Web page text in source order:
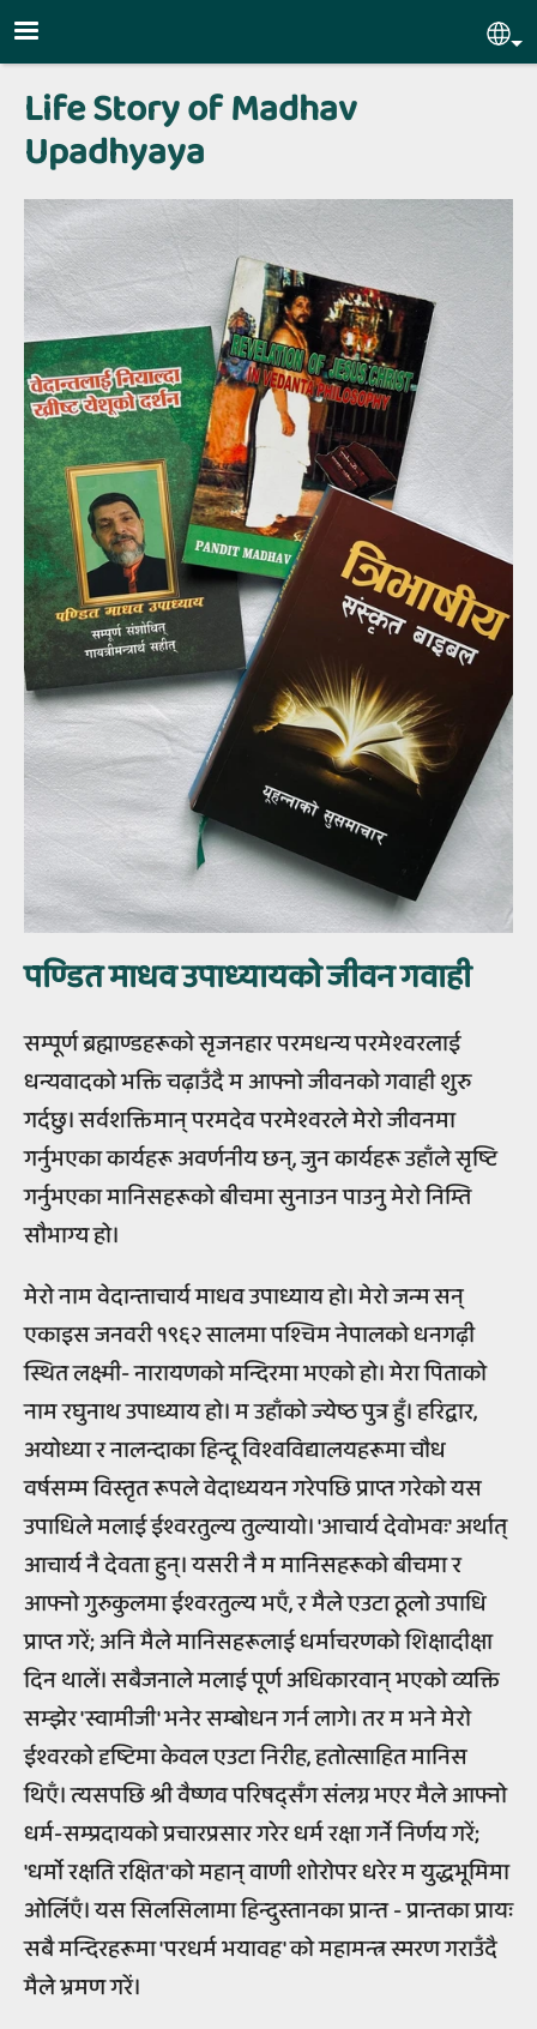
Skip to main content
Life Story of Madhav
Upadhyaya
पण्‍डित माधव उपाध्‍यायको जीवन गवाही
सम्पूर्ण ब्रह्माण्डहरूको सृजनहार परमधन्य परमेश्वरलाई
धन्यवादको भक्ति चढ़ाउँदै म आफ्नो जीवनको गवाही शुरु
गर्दछु। सर्वशक्तिमान् परमदेव परमेश्वरले मेरो जीवनमा
गर्नुभएका कार्यहरू अवर्णनीय छन्, जुन कार्यहरू उहाँले सृष्टि
गर्नुभएका मानिसहरूको बीचमा सुनाउन पाउनु मेरो निम्ति
सौभाग्य हो।
मेरो नाम वेदान्ताचार्य माधव उपाध्याय हो। मेरो जन्म सन्
एकाइस जनवरी १९६२ सालमा पश्चिम नेपालको धनगढ़ी
स्थित लक्ष्मी- नारायणको मन्दिरमा भएको हो। मेरा पिताको
नाम रघुनाथ उपाध्याय हो। म उहाँको ज्येष्ठ पुत्र हुँ। हरिद्वार,
अयोध्या र नालन्दाका हिन्दू विश्वविद्यालयहरूमा चौध
वर्षसम्म विस्तृत रूपले वेदाध्ययन गरेपछि प्राप्त गरेको यस
उपाधिले मलाई ईश्वरतुल्य तुल्यायो। 'आचार्य देवोभवः' अर्थात्
आचार्य नै देवता हुन्। यसरी नै म मानिसहरूको बीचमा र
आफ्नो गुरुकुलमा ईश्वरतुल्य भएँ, र मैले एउटा ठूलो उपाधि
प्राप्त गरें; अनि मैले मानिसहरूलाई धर्माचरणको शिक्षादीक्षा
दिन थालें। सबैजनाले मलाई पूर्ण अधिकारवान् भएको व्यक्ति
सम्झेर 'स्वामीजी' भनेर सम्बोधन गर्न लागे। तर म भने मेरो
ईश्वरको दृष्टिमा केवल एउटा निरीह, हतोत्साहित मानिस
थिएँ। त्यसपछि श्री वैष्णव परिषद्सँग संलग्न भएर मैले आफ्नो
धर्म-सम्प्रदायको प्रचारप्रसार गरेर धर्म रक्षा गर्ने निर्णय गरें;
'धर्मो रक्षति रक्षित'को महान् वाणी शोरोपर धरेर म युद्धभूमिमा
ओर्लिएँ। यस सिलसिलामा हिन्दुस्तानका प्रान्त - प्रान्तका प्रायः
सबै मन्दिरहरूमा 'परधर्म भयावह' को महामन्त्र स्मरण गराउँदै
मैले भ्रमण गरें।